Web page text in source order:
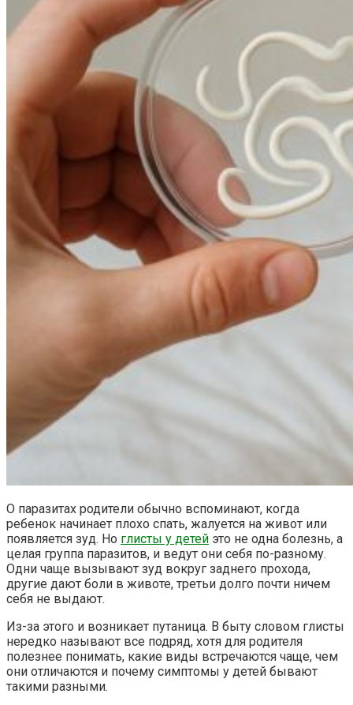
О паразитах родители обычно вспоминают, когда
ребенок начинает плохо спать, жалуется на живот или
появляется зуд. Но глисты у детей это не одна болезнь, а
целая группа паразитов, и ведут они себя по-разному.
Одни чаще вызывают зуд вокруг заднего прохода,
другие дают боли в животе, третьи долго почти ничем
себя не выдают.
Из-за этого и возникает путаница. В быту словом глисты
нередко называют все подряд, хотя для родителя
полезнее понимать, какие виды встречаются чаще, чем
они отличаются и почему симптомы у детей бывают
такими разными.